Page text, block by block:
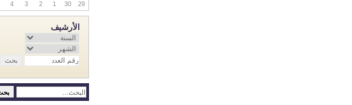
29
30
1
2
3
4
الأرشيف